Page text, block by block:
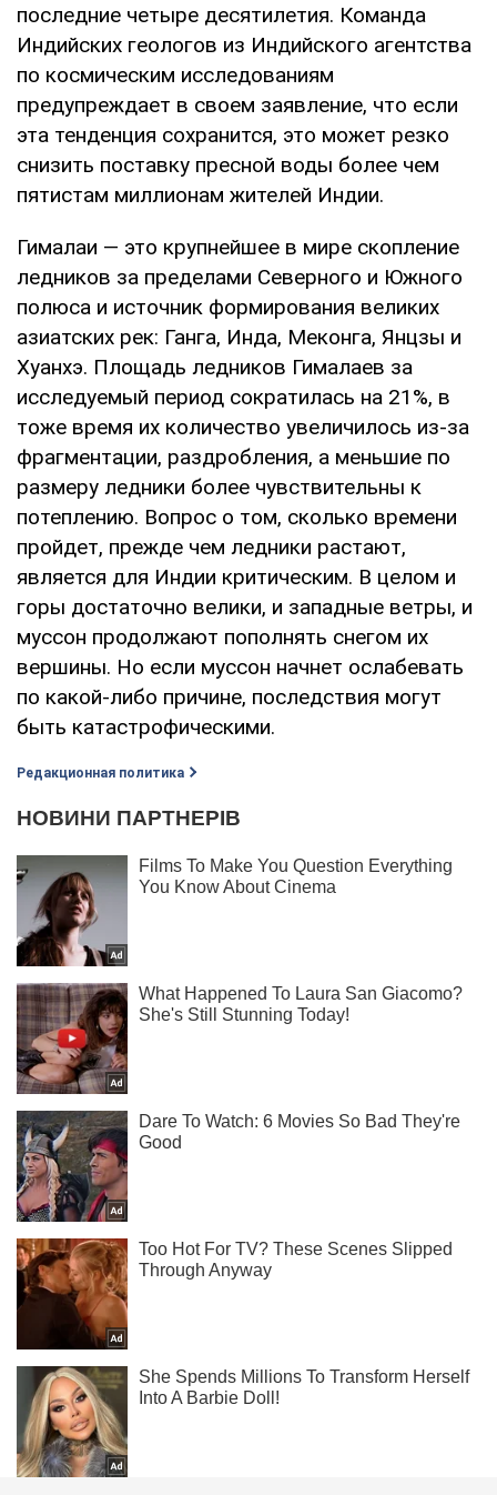
последние четыре десятилетия. Команда
Индийских геологов из Индийского агентства
по космическим исследованиям
предупреждает в своем заявление, что если
эта тенденция сохранится, это может резко
снизить поставку пресной воды более чем
пятистам миллионам жителей Индии.
Гималаи — это крупнейшее в мире скопление
ледников за пределами Северного и Южного
полюса и источник формирования великих
азиатских рек: Ганга, Инда, Меконга, Янцзы и
Хуанхэ. Площадь ледников Гималаев за
исследуемый период сократилась на 21%, в
тоже время их количество увеличилось из-за
фрагментации, раздробления, а меньшие по
размеру ледники более чувствительны к
потеплению. Вопрос о том, сколько времени
пройдет, прежде чем ледники растают,
является для Индии критическим. В целом и
горы достаточно велики, и западные ветры, и
муссон продолжают пополнять снегом их
вершины. Но если муссон начнет ослабевать
по какой-либо причине, последствия могут
быть катастрофическими.
Редакционная политика